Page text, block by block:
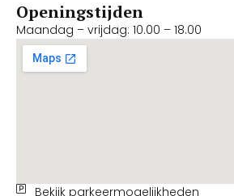
Openingstijden
Maandag – vrijdag: 10.00 – 18.00
Bekijk parkeermogelijkheden